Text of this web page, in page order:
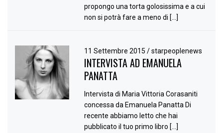
propongo una torta golosissima e a cui
non si potrà fare a meno di […]
11 Settembre 2015/ starpeoplenews
INTERVISTA AD EMANUELA
PANATTA
Intervista di Maria Vittoria Corasaniti
concessa da Emanuela Panatta Di
recente abbiamo letto che hai
pubblicato il tuo primo libro […]